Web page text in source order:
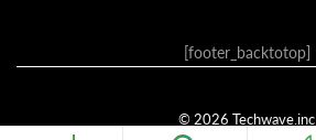
[footer_backtotop]
© 2026 Techwave.inc